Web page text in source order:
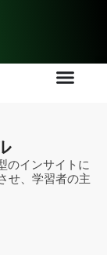
のインサイトに
せ、学習者の主